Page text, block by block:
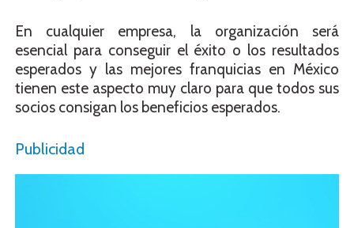
En cualquier empresa, la organización será
esencial para conseguir el éxito o los resultados
esperados y las mejores franquicias en México
tienen este aspecto muy claro para que todos sus
socios consigan los beneficios esperados.
Publicidad